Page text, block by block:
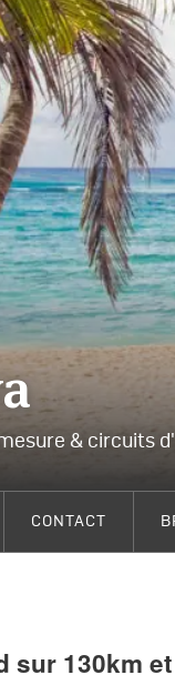
& circuits
CONTACT
sur 130km